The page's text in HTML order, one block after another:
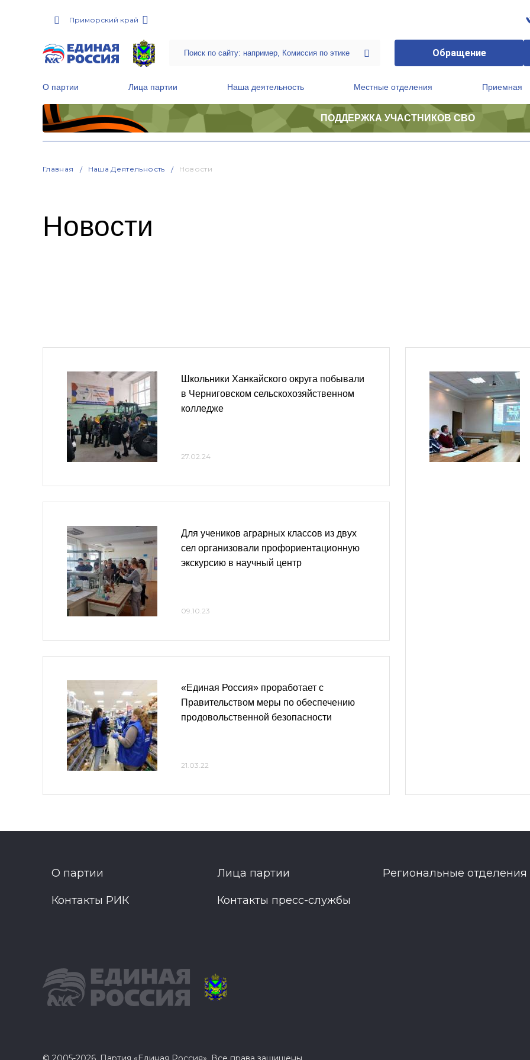
Приморский край
Обращение
О партии Лица партии Наша деятельность Местные отделения Приемная
ПОДДЕРЖКА УЧАСТНИКОВ СВО
Главная Наша Деятельность Новости
Новости
Школьники Ханкайского округа побывали
в Черниговском сельскохозяйственном
колледже
27.02.24
Для учеников аграрных классов из двух
сел организовали профориентационную
экскурсию в научный центр
09.10.23
«Единая Россия» проработает с
Правительством меры по обеспечению
продовольственной безопасности
21.03.22
О партии Лица партии Региональные отделения
Контакты РИК Контакты пресс-службы